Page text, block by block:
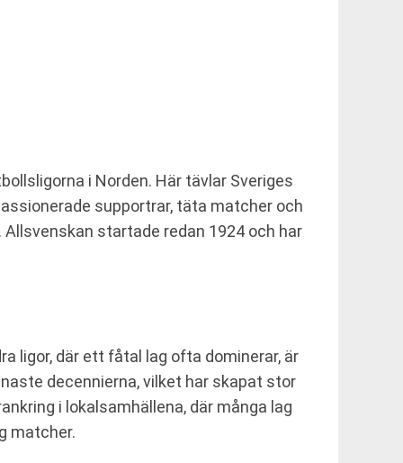
i Norden. Här tävlar Sveriges
supportrar, täta matcher och
startade redan 1924 och har
ligor, där ett fåtal lag ofta dominerar, är
decennierna, vilket har skapat stor
i lokalsamhällena, där många lag
matcher.